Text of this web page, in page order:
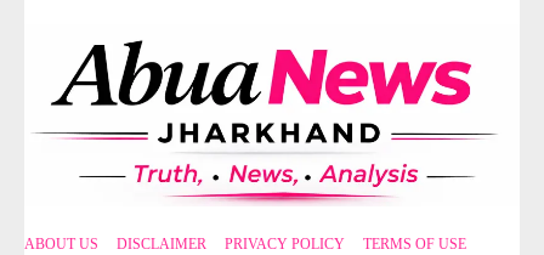
ABOUT US DISCLAIMER PRIVACY POLICY
TERMS OF USE